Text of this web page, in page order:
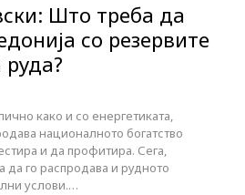
Што треба да
со резервите
како и со енергетиката,
националното богатство
и да профитира. Сега,
да го распродава и рудното
услови.…